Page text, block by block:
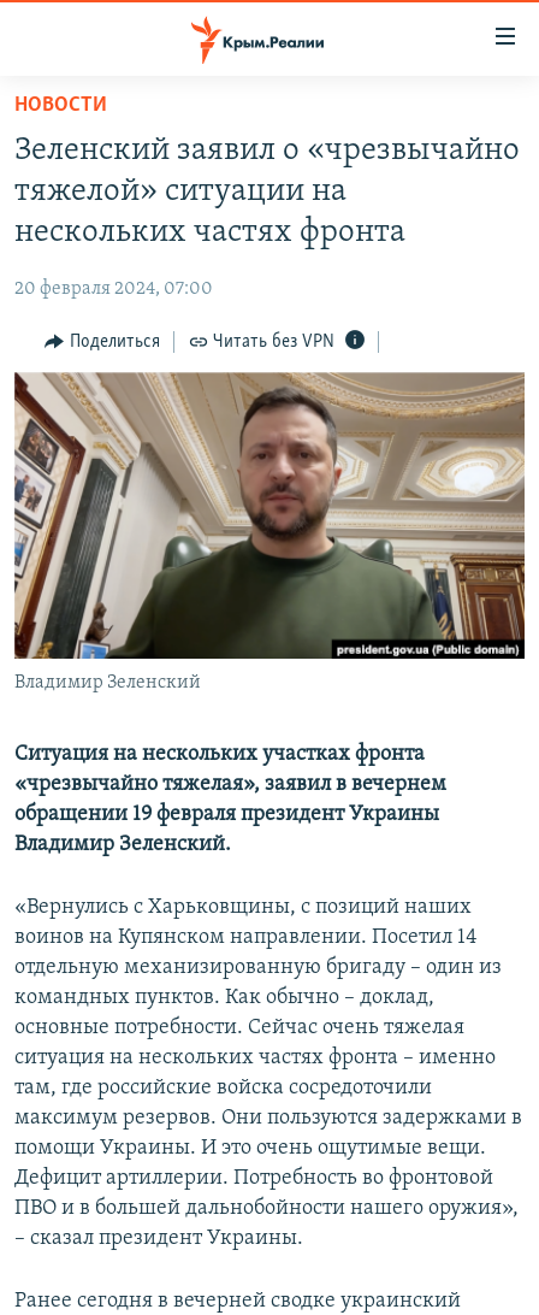
Вернуться
основному
содержанию
главной
навигации
Вернутся
поиску
11 ЛЕТ ОККУПАЦИИ КРЫМА. 11 ИСТОРИЙ СОПРОТИВЛЕНИЯ
ЕЩЕ
ИНТЕРАКТИВ
ИНФОГРАФИКА
ТЕЛЕПРОЕКТ КРЫМ.РЕАЛИИ
СОВЕТЫ ПРАВОЗАЩИТНИКОВ
ПРОПАВШИЕ БЕЗ ВЕСТИ
ПОБЕДИТЕЛЕЙ НЕ СУДЯТ?
КРЫМ.НЕПОКОРЕННЫЙ
ELIFBE
УКРАИНСКАЯ ПРОБЛЕМА КРЫМА
РАДІО СВОБОДА
КАК ОБОЙТИ БЛОКИРОВКУ
Українською
Qırımtatar
ПРИСОЕДИНЯЙТЕСЬ!
НОВОСТИ
Зеленский заявил о «чрезвычайно
тяжелой» ситуации на
нескольких частях фронта
20 февраля 2024, 07:00
Поделиться Читать без VPN
Владимир Зеленский
Ситуация на нескольких участках фронта
«чрезвычайно тяжелая», заявил в вечернем
обращении 19 февраля президент Украины
Владимир Зеленский.
«Вернулись с Харьковщины, с позиций наших
воинов на Купянском направлении. Посетил 14
отдельную механизированную бригаду – один из
командных пунктов. Как обычно – доклад,
основные потребности. Сейчас очень тяжелая
ситуация на нескольких частях фронта – именно
там, где российские войска сосредоточили
максимум резервов. Они пользуются задержками в
помощи Украины. И это очень ощутимые вещи.
Дефицит артиллерии. Потребность во фронтовой
ПВО и в большей дальнобойности нашего оружия»,
– сказал президент Украины.
Ранее сегодня в вечерней сводке украинский